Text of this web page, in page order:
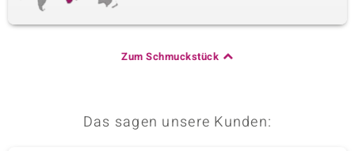
Zum Schmuckstück
Das sagen unsere Kunden: